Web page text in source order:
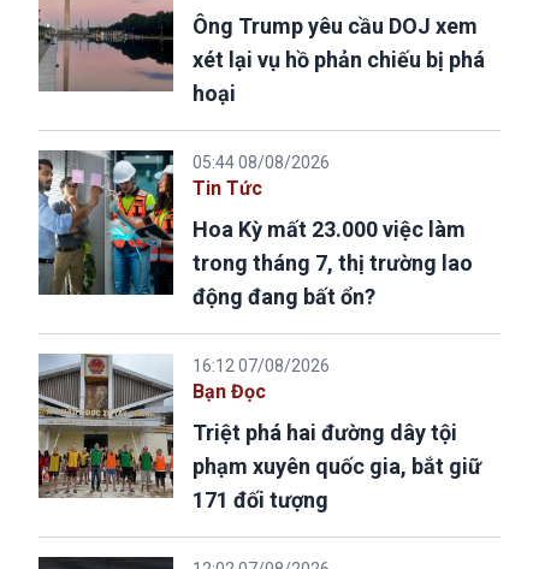
Ông Trump yêu cầu DOJ xem
xét lại vụ hồ phản chiếu bị phá
hoại
05:44 08/08/2026
Tin Tức
Hoa Kỳ mất 23.000 việc làm
trong tháng 7, thị trường lao
động đang bất ổn?
16:12 07/08/2026
Bạn Đọc
Triệt phá hai đường dây tội
phạm xuyên quốc gia, bắt giữ
171 đối tượng